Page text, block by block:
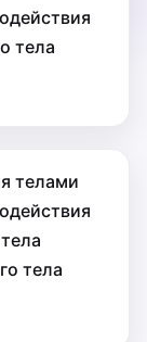
тела
телами
тела